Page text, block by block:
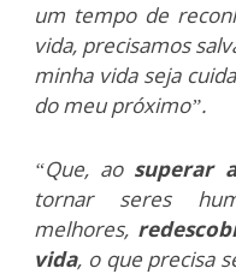
um tempo de
vida, precisamos
minha vida seja
do meu próximo”.
“Que, ao superar
tornar seres
melhores,
vida, o que precisa